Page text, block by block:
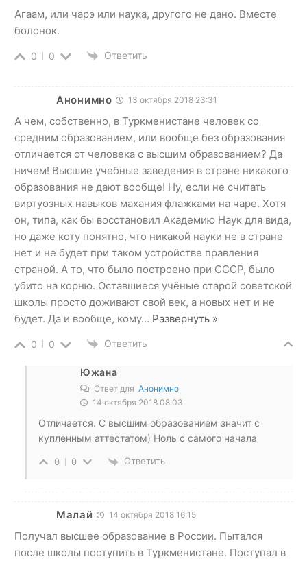
Агаам, или чарэ или наука, другого не дано. Вместе
болонок.
0 0 Ответить
Анонимно 13 октября 2018 23:31
А чем, собственно, в Туркменистане человек со
средним образованием, или вообще без образования
отличается от человека с высшим образованием? Да
ничем! Высшие учебные заведения в стране никакого
образования не дают вообще! Ну, если не считать
виртуозных навыков махания флажками на чаре. Хотя
он, типа, как бы восстановил Академию Наук для вида,
но даже коту понятно, что никакой науки не в стране
нет и не будет при таком устройстве правления
страной. А то, что было построено при СССР, было
убито на корню. Оставшиеся учёные старой советской
школы просто доживают свой век, а новых нет и не
будет. Да и вообще, кому… Развернуть »
0 0 Ответить
Южана
Ответ для Анонимно
14 октября 2018 08:03
Отличается. С высшим образованием значит с
купленным аттестатом) Ноль с самого начала
0 0 Ответить
Малай 14 октября 2018 16:15
Получал высшее образование в России. Пытался
после школы поступить в Туркменистане. Поступал в